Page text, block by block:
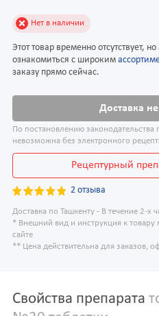
Нет в наличии
Этот товар временно отсутствует,
ознакомиться с широким
заказу прямо сейчас.
Доставка
По постановлению
невозможна без электронного
Рецептурный
2 отзыва
Доставка по Ташкенту - В течение 2-х
* Внешний вид и инструкция к товару
сайте
** Цена действительна для заказов,
Свойства препарата